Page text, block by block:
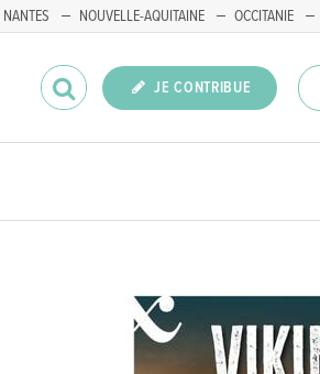
NANTES NOUVELLE-AQUITAINE OCCITANIE
JE CONTRIBUE